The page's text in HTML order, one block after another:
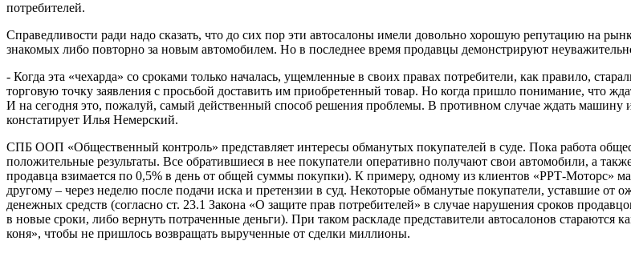
потребителей.
Справедливости ради надо сказать, что до сих пор эти автосалоны имели довольно хорошую репутацию на
знакомых либо повторно за новым автомобилем. Но в последнее время продавцы демонстрируют
- Когда эта «чехарда» со сроками только началась, ущемленные в своих правах потребители, как правило,
торговую точку заявления с просьбой доставить им приобретенный товар. Но когда пришло понимание, что
И на сегодня это, пожалуй, самый действенный способ решения проблемы. В противном случае ждать машину
констатирует Илья Немерский.
СПБ ООП «Общественный контроль» представляет интересы обманутых покупателей в суде. Пока работа
положительные результаты. Все обратившиеся в нее покупатели оперативно получают свои автомобили, а
продавца взимается по 0,5% в день от общей суммы покупки). К примеру, одному из клиентов «РРТ-Моторс»
другому – через неделю после подачи иска и претензии в суд. Некоторые обманутые покупатели, уставшие от
денежных средств (согласно ст. 23.1 Закона «О защите прав потребителей» в случае нарушения сроков
в новые сроки, либо вернуть потраченные деньги). При таком раскладе представители автосалонов стараются
коня», чтобы не пришлось возвращать вырученные от сделки миллионы.